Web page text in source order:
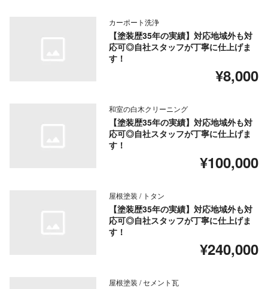
カーポート洗浄
【塗装歴35年の実績】対応地域外も対
応可◎自社スタッフが丁寧に仕上げま
す！
¥8,000
和室の白木クリーニング
【塗装歴35年の実績】対応地域外も対
応可◎自社スタッフが丁寧に仕上げま
す！
¥100,000
屋根塗装 / トタン
【塗装歴35年の実績】対応地域外も対
応可◎自社スタッフが丁寧に仕上げま
す！
¥240,000
屋根塗装 / セメント瓦